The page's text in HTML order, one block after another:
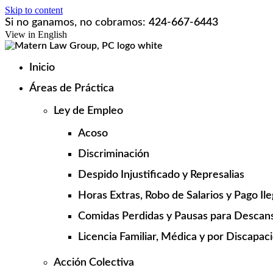
Skip to content
Si no ganamos, no cobramos: 424-667-6443
View in English
Inicio
Áreas de Práctica
Ley de Empleo
Acoso
Discriminación
Despido Injustificado y Represalias
Horas Extras, Robo de Salarios y Pago
Comidas Perdidas y Pausas para
Licencia Familiar, Médica y por
Acción Colectiva